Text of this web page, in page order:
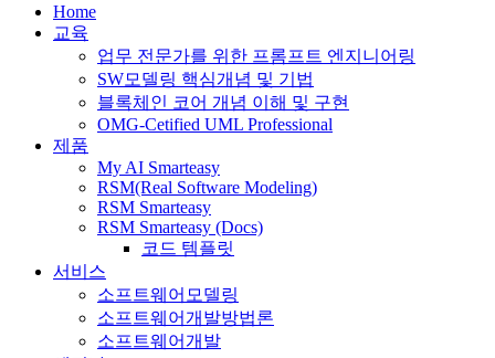
Home
교육
업무 전문가를 위한 프롬프트 엔지니어링
SW모델링 핵심개념 및 기법
블록체인 코어 개념 이해 및 구현
OMG-Cetified UML Professional
제품
My AI Smarteasy
RSM(Real Software Modeling)
RSM Smarteasy
RSM Smarteasy (Docs)
코드 템플릿
서비스
소프트웨어모델링
소프트웨어개발방법론
소프트웨어개발